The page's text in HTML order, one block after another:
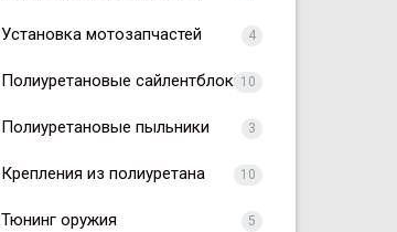
Установка мотозапчастей 4
Полиуретановые сайлентблоки10
Полиуретановые пыльники 3
Крепления из полиуретана 10
Тюнинг оружия 5